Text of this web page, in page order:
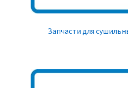
Запчасти для